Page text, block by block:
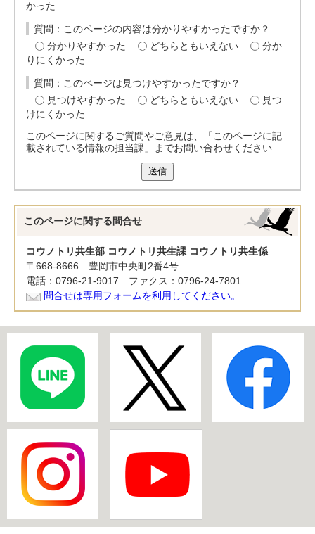
かった
質問：このページの内容は分かりやすかったですか？
分かりやすかった
どちらともいえない
分か
りにくかった
質問：このページは見つけやすかったですか？
見つけやすかった
どちらともいえない
見つ
けにくかった
このページに関するご質問やご意見は、「このページに記
載されている情報の担当課」までお問い合わせください
送信
このページに関する 問合せ
コウノトリ共生部 コウノトリ共生課 コウノトリ共生係
〒668-8666 豊岡市中央町2番4号
電話：0796-21-9017 ファクス：0796-24-7801
問合せは専用フォームを利用してください。